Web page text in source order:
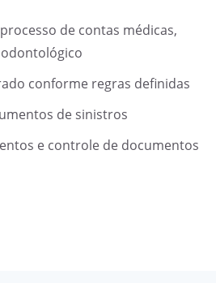
de contas médicas,
conforme regras definidas
de sinistros
e controle de documentos